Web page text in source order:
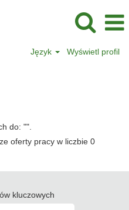
Język Wyświetl profil
do: "".
oferty pracy w liczbie 0
kluczowych